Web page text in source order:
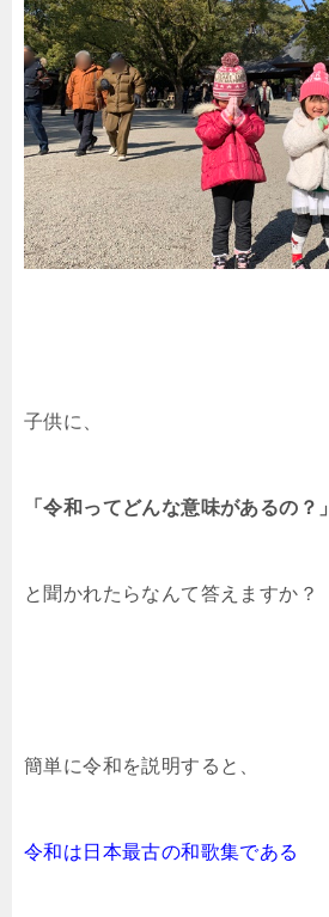
子供に、
「令和ってどんな意味があるの？」
と聞かれたらなんて答えますか？
簡単に令和を説明すると、
令和は日本最古の和歌集である